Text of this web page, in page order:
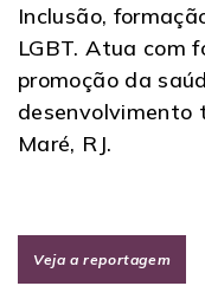
Inclusão,
LGBT. Atua com
promoção da
desenvolvimento
Maré, RJ.
Veja a reportagem